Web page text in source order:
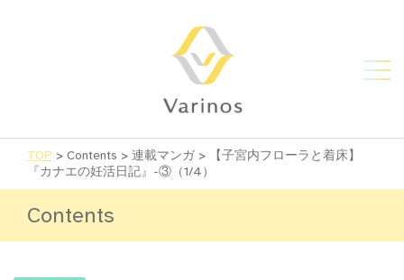
TOP > Contents > 連載マンガ >
【子宮内フローラと着床】
『カナエの妊活日記』-③（1/4）
Contents